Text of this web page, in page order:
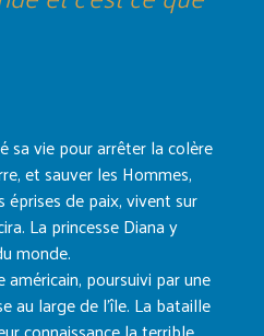
sa vie pour arrêter la colère
et sauver les Hommes,
éprises de paix, vivent sur
La princesse Diana y
monde.
poursuivi par une
au large de l’île. La bataille